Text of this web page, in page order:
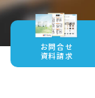
お問合せ
資料請求